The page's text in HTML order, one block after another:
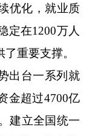
优化，就业质
定在1200万人
重要支撑。
出台一系列就
金超过4700亿
建立全国统一